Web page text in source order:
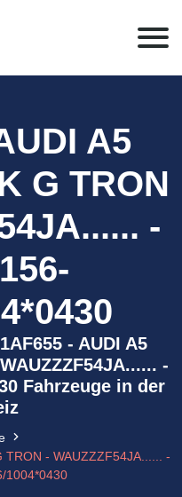
A5
G TRON
-
- AUDI A5
-
Fahrzeuge in der
TRON - WAUZZZF54JA...... -
1004*0430